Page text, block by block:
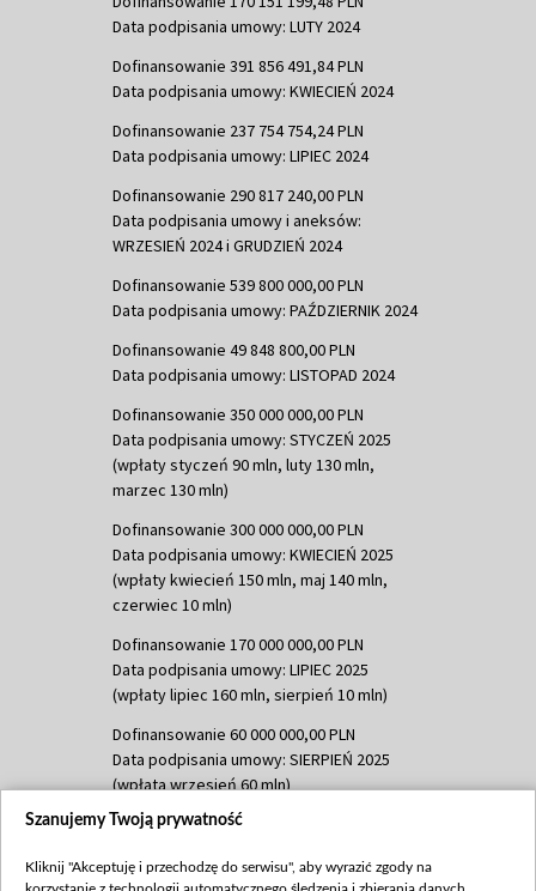
Data podpisania umowy: LUTY 2024
Dofinansowanie 391 856 491,84 PLN
Data podpisania umowy: KWIECIEŃ 2024
Dofinansowanie 237 754 754,24 PLN
Data podpisania umowy: LIPIEC 2024
Dofinansowanie 290 817 240,00 PLN
Data podpisania umowy i aneksów:
WRZESIEŃ 2024 i GRUDZIEŃ 2024
Dofinansowanie 539 800 000,00 PLN
Data podpisania umowy: PAŹDZIERNIK 2024
Dofinansowanie 49 848 800,00 PLN
Data podpisania umowy: LISTOPAD 2024
Dofinansowanie 350 000 000,00 PLN
Data podpisania umowy: STYCZEŃ 2025
(wpłaty styczeń 90 mln, luty 130 mln,
marzec 130 mln)
Dofinansowanie 300 000 000,00 PLN
Data podpisania umowy: KWIECIEŃ 2025
(wpłaty kwiecień 150 mln, maj 140 mln,
czerwiec 10 mln)
Dofinansowanie 170 000 000,00 PLN
Data podpisania umowy: LIPIEC 2025
(wpłaty lipiec 160 mln, sierpień 10 mln)
Dofinansowanie 60 000 000,00 PLN
Data podpisania umowy: SIERPIEŃ 2025
(wpłata wrzesień 60 mln)
Dofinansowanie 635 783 051,21 PLN
(wpłata wrzesień 100 mln, październik 350
Szanujemy Twoją prywatność
Kliknij "Akceptuję i przechodzę do serwisu", aby wyrazić zgody na